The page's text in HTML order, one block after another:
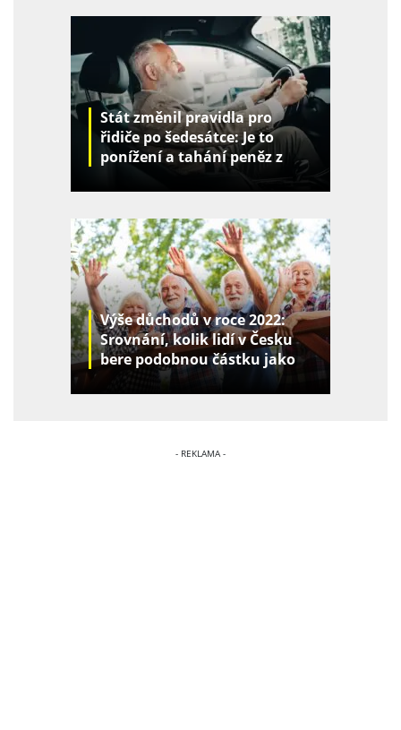
Stát změnil pravidla pro
řidiče po šedesátce: Je to
ponížení a tahání peněz z
Výše důchodů v roce 2022:
Srovnání, kolik lidí v Česku
bere podobnou částku jako